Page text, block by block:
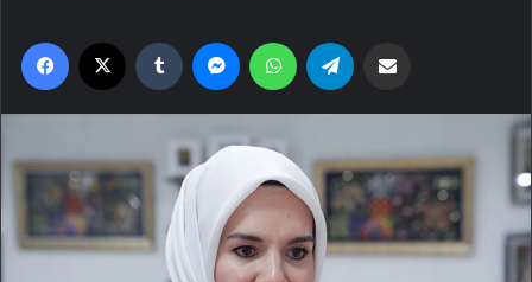
Facebook Tumblr MessengerWhatsApp